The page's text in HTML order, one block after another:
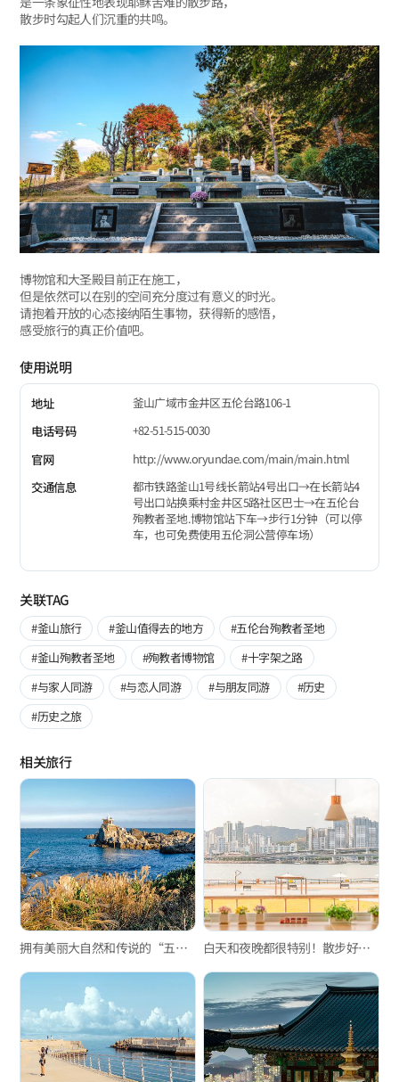
散步时勾起人们沉重的共鸣。
博物馆和大圣殿目前正在施工，
但是依然可以在别的空间充分度过有意义的时光。
请抱着开放的心态接纳陌生事物，获得新的感悟，
感受旅行的真正价值吧。
使用说明
地址
釜山广域市金井区五伦台路106-1
电话号码
+82-51-515-0030
官网
http://www.oryundae.com/main/main.html
交通信息
都市铁路釜山1号线长箭站4号出口→在长箭站4
号出口站换乘村金井区5路社区巴士→在五伦台
殉教者圣地.博物馆站下车→步行1分钟（可以停
车，也可免费使用五伦洞公营停车场）
关联TAG
#釜山旅行 #釜山值得去的地方
#五伦台殉教者圣地
#釜山殉教者圣地
#殉教者博物馆
#十字架之路
#与家人同游
#与恋人同游 #与朋友同游
#历史
#历史之旅
相关旅行
拥有美丽大自然和传说的“五侍利亚海岸散步路” 白天和夜晚都很特别！散步好去处“龙湖星光公园”